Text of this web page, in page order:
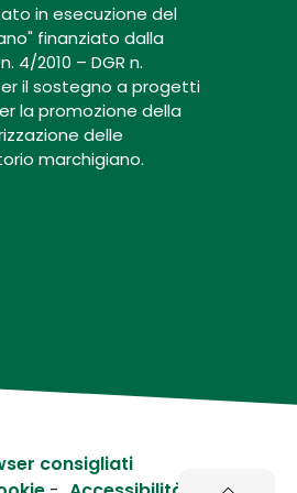
in esecuzione del
finanziato dalla
4/2010 – DGR n.
il sostegno a progetti
la promozione della
delle
marchigiano.
consigliati